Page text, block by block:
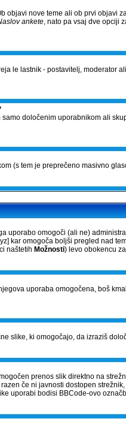
objavi nove teme ali ob prvi
ankete, nato pa vsaj dve opciji
le lastnik - postavitelj, moderator
določenim uporabnikom ali
(s tem je preprečeno masivno
uporabo omogoči (ali ne)
kar omogoča boljši pregled nad
naštetih Možnosti) levo obokencu
uporaba omogočena, boš
slike, ki omogočajo, da izraziš
prenos slik direktno na
če ni javnosti dostopen
uporabi bodisi BBCode-ovo